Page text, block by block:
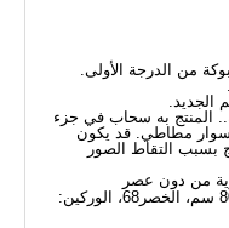
من الدرجة الأولى.
الجديد.
المنتج به سحاب في جزء
مطاطي. قد يكون
بسبب التقاط الصور
الطول: 165 سم، الصدر: 80 سم، الخصر68، الوركين: